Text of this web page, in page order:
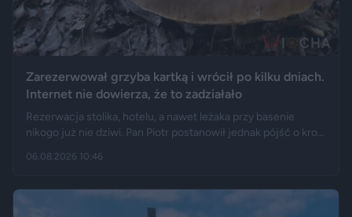
Zarezerwował grzyba kartką i wrócił po kilku dniach.
Internet nie dowierza, że to zadziałało
Rezerwacja stolika, hotelu, a nawet leżaka przy basenie
nikogo już nie dziwi. Pan Piotr postanowił jednak pójść o krok
„Fakt”, po kilku dniach wrócił w to samo miejsce i odkrył, że
06.08.2026 10:46